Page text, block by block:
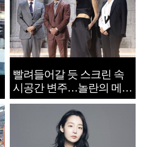
빨려들어갈 듯 스크린 속
시공간 변주…놀란의 메시
지는 ‘전쟁 속죄’